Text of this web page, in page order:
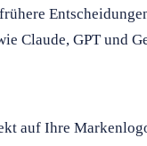
Claude, GPT und
auf Ihre